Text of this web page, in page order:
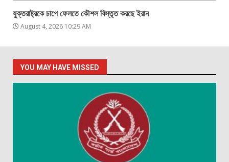
যুক্তরাষ্ট্রকে চাপে ফেলতে কৌশল বিস্তৃত করছে ইরান
August 4, 2026 10:29 AM
YOU MAY HAVE MISSED